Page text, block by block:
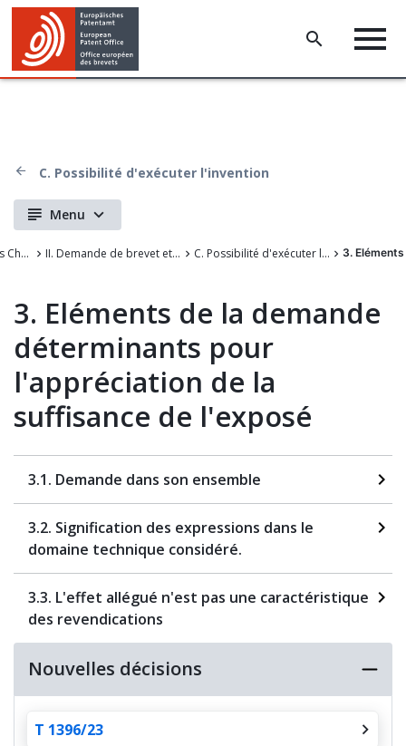
C. Possibilité d'exécuter l'invention
Menu
La Jurisprudence des Chambres de recours de l'Office européen des brevets II. Demande de brevet et modifications C. Possibilité d'exécuter l'invention 3.
3. Eléments de la demande
déterminants pour
l'appréciation de la
suffisance de l'exposé
3.1. Demande dans son ensemble
3.2. Signification des expressions dans le
domaine technique considéré.
3.3. L'effet allégué n'est pas une caractéristique
des revendications
Nouvelles décisions
T 1396/23